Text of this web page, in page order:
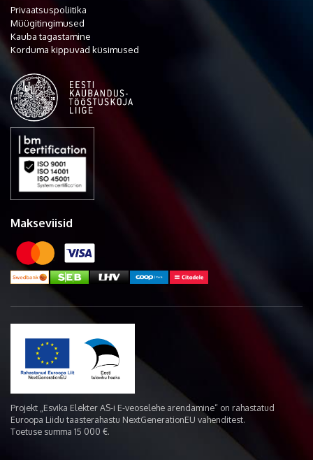
Privaatsuspoliitika
Müügitingimused
Kauba tagastamine
Korduma kippuvad küsimused
Makseviisid
Projekt „Esvika Elekter AS-i E-veoselehe arendamine“ on rahastatud
Euroopa Liidu taasterahastu NextGenerationEU vahenditest.
Toetuse summa 15 000 €.